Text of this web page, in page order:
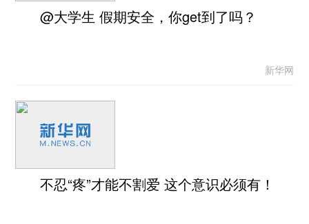
@大学生 假期安全，你get到了吗？
新华网
不忍“疼”才能不割爱 这个意识必须有！